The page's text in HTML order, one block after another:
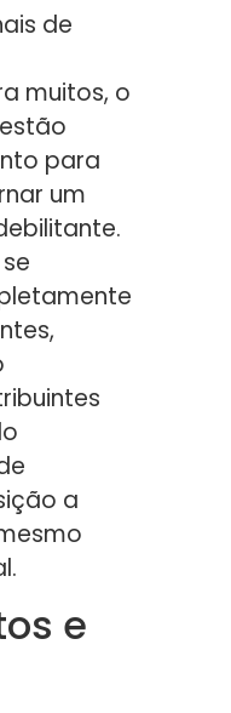
de
muitos, o
para
um
a
e